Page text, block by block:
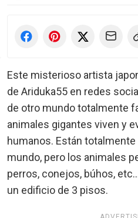
Este misterioso artista
de Ariduka55 en redes
de otro mundo totalmente
animales gigantes viven y
humanos. Están
mundo, pero los animales
perros, conejos, búhos,
un edificio de 3 pisos.